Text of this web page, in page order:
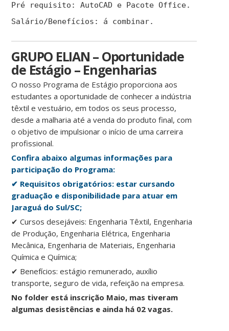
Pré requisito: AutoCAD e Pacote Office.
Salário/Benefícios: á combinar.
GRUPO ELIAN – Oportunidade
de Estágio – Engenharias
O nosso Programa de Estágio proporciona aos
estudantes a oportunidade de conhecer a indústria
têxtil e vestuário, em todos os seus processo,
desde a malharia até a venda do produto final, com
o objetivo de impulsionar o início de uma carreira
profissional.
Confira abaixo algumas informações para
participação do Programa:
✔ Requisitos obrigatórios: estar cursando
graduação e disponibilidade para atuar em
Jaraguá do Sul/SC;
✔ Cursos desejáveis: Engenharia Têxtil, Engenharia
de Produção, Engenharia Elétrica, Engenharia
Mecânica, Engenharia de Materiais, Engenharia
Química e Química;
✔ Benefícios: estágio remunerado, auxílio
transporte, seguro de vida, refeição na empresa.
No folder está inscrição Maio, mas tiveram
algumas desistências e ainda há 02 vagas.